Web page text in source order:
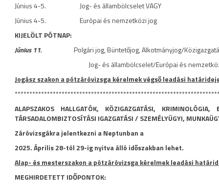
Június 4-5. Jog- és állambölcselet VAGY
Június 4-5. Európai és nemzetközi jog
KIJELÖLT PÓTNAP:
Június 11.Polgári jog, Büntetőjog, Alkotmányjog/
Jog- és állambölcselet/Európai és
Jogász szakon a pótzáróvizsga kérelmek végső leadási
ALAPSZAKOS HALLGATÓK, KÖZIGAZGATÁSI,
TÁRSADALOMBIZTOSÍTÁSI IGAZGATÁSI / SZEMÉLYÜGYI,
Záróvizsgákra jelentkezni a Neptunban a
2025. Április 28-tól 29-ig nyitva álló időszakban lehet.
Alap- és mesterszakon a pótzáróvizsga kérelmek leadási
MEGHIRDETETT IDŐPONTOK: